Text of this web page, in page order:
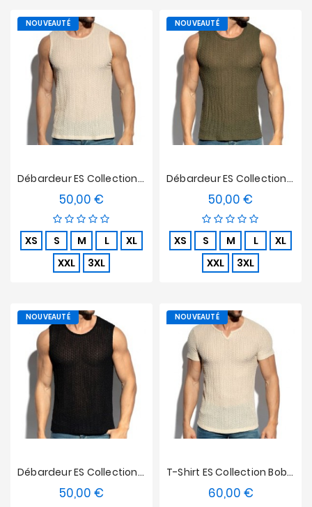
Marques
Nouveautés
Soldes
Promotions
Débardeur ES Collection Bobbles Edition Limitée - Beige
50,00 €
XS S M L
XL
XXL
3XL
NOUVEAUTÉ
Débardeur ES Collection Bobbles Edition Limitée - Kaki
50,00 €
XS S M L
XL
XXL
3XL
NOUVEAUTÉ
Débardeur ES Collection Bobbles Edition Limitée - Noir
50,00 €
NOUVEAUTÉ
T-Shirt ES Collection Bobbles Edition Limitée - Beige
60,00 €Prix
NOUVEAUTÉ